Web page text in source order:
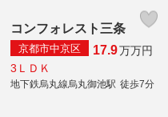
コンフォレスト三条
京都市中京区 17.9万万円
3ＬＤＫ
地下鉄烏丸線烏丸御池駅 徒歩7分